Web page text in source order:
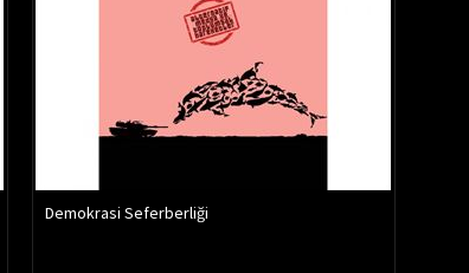
Demokrasi Seferberliği